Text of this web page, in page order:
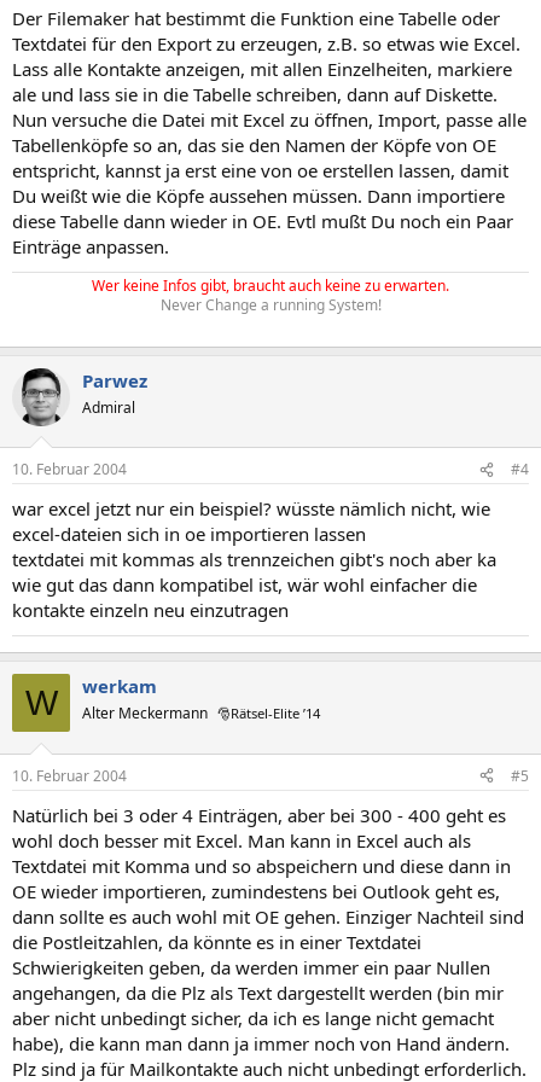
Der Filemaker hat bestimmt die Funktion eine Tabelle oder
Textdatei für den Export zu erzeugen, z.B. so etwas wie Excel.
Lass alle Kontakte anzeigen, mit allen Einzelheiten, markiere
ale und lass sie in die Tabelle schreiben, dann auf Diskette.
Nun versuche die Datei mit Excel zu öffnen, Import, passe alle
Tabellenköpfe so an, das sie den Namen der Köpfe von OE
entspricht, kannst ja erst eine von oe erstellen lassen, damit
Du weißt wie die Köpfe aussehen müssen. Dann importiere
diese Tabelle dann wieder in OE. Evtl mußt Du noch ein Paar
Einträge anpassen.
Wer keine Infos gibt, braucht auch keine zu erwarten.
Never Change a running System!
Parwez
Admiral
10. Februar 2004 #4
war excel jetzt nur ein beispiel? wüsste nämlich nicht, wie
excel-dateien sich in oe importieren lassen
textdatei mit kommas als trennzeichen gibt's noch aber ka
wie gut das dann kompatibel ist, wär wohl einfacher die
kontakte einzeln neu einzutragen
W werkam
Alter Meckermann 🎅Rätsel-Elite ’14
10. Februar 2004 #5
Natürlich bei 3 oder 4 Einträgen, aber bei 300 - 400 geht es
wohl doch besser mit Excel. Man kann in Excel auch als
Textdatei mit Komma und so abspeichern und diese dann in
OE wieder importieren, zumindestens bei Outlook geht es,
dann sollte es auch wohl mit OE gehen. Einziger Nachteil sind
die Postleitzahlen, da könnte es in einer Textdatei
Schwierigkeiten geben, da werden immer ein paar Nullen
angehangen, da die Plz als Text dargestellt werden (bin mir
aber nicht unbedingt sicher, da ich es lange nicht gemacht
habe), die kann man dann ja immer noch von Hand ändern.
Plz sind ja für Mailkontakte auch nicht unbedingt erforderlich.